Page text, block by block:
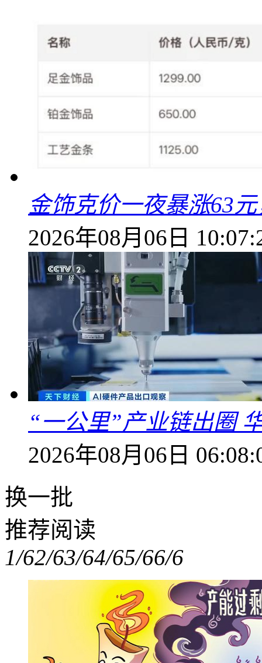
金饰克价一夜暴涨63
2026年08月06日
“一公里”产业链出圈
2026年08月06日
换一批
推荐阅读
1/62/63/64/65/66/6